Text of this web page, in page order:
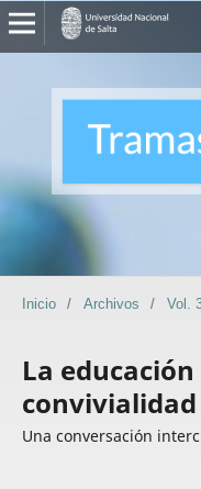
Inicio / Archivos / Vol.
La
convivialidad
Una conversación